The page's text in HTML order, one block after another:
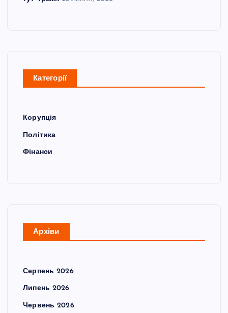
Категорії
Корупція
Політика
Фінанси
Архіви
Серпень 2026
Липень 2026
Червень 2026